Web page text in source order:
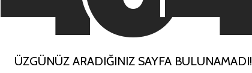
ÜZGÜNÜZ ARADIĞINIZ SAYFA BULUNAMADI!